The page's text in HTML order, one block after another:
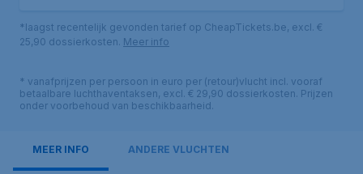
*laagst recentelijk gevonden tarief op CheapTickets.be, excl. €
25,90 dossierkosten. Meer info
* vanafprijzen per persoon in euro per (retour)vlucht incl. vooraf
betaalbare luchthaventaksen, excl. € 29,90 dossierkosten. Prijzen
onder voorbehoud van beschikbaarheid.
MEER INFO ANDERE VLUCHTEN